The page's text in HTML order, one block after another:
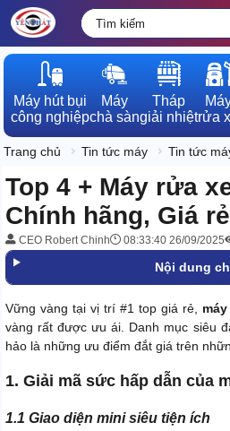
Máy hút bụi
công nghiệp
Máy
chà sàn
Tháp
giải nhiệtrửa
Trang chủ Tin tức máy Tin tức
Top 4 + Máy rửa
Chính hãng, Giá
CEO Robert Chinh 08:33:40 26/09/2025
Nội dung
Vững vàng tại vị trí #1 top giá rẻ,
vàng rất được ưu ái. Danh mục siêu
hảo là những ưu điểm đắt giá trên
1. Giải mã sức hấp dẫn của
1.1 Giao diện mini siêu tiện ích